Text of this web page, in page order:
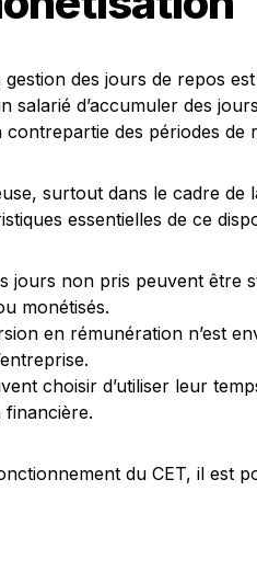
des jours de repos
salarié d’accumuler des
contrepartie des périodes de
surtout dans le cadre de
essentielles de ce
jours non pris peuvent être
monétisés.
en rémunération n’est
choisir d’utiliser leur
financière.
du CET, il est